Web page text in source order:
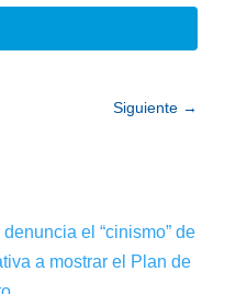
Siguiente →